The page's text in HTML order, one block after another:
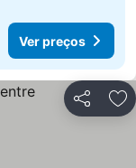
Ver preços
Partilhar